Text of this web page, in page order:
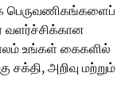
பெருவணிகங்களைப்
வளர்ச்சிக்கான
உங்கள் கைகளில்
சக்தி, அறிவு மற்றும்